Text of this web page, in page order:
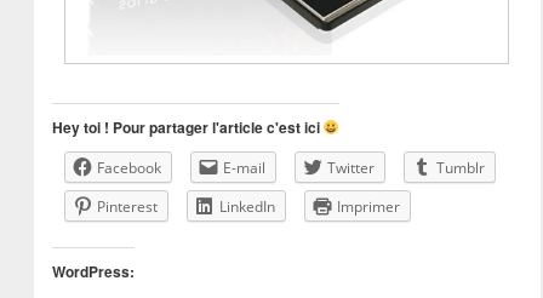
Hey toi ! Pour partager l'article c'est ici
Facebook E-mail Twitter
Tumblr
Pinterest
LinkedIn Imprimer
WordPress: